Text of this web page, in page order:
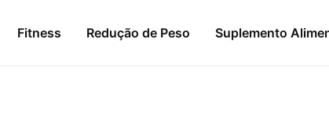
Fitness Redução de Peso Suplemento